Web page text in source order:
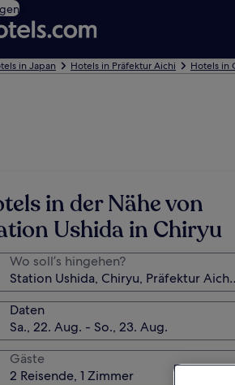
in Japan Hotels in Präfektur Aichi Hotels in
in der Nähe von
Ushida in Chiryu
Wo soll’s hingehen?
Daten
Sa., 22. Aug. - So., 23. Aug.
Gäste
2 Reisende, 1 Zimmer